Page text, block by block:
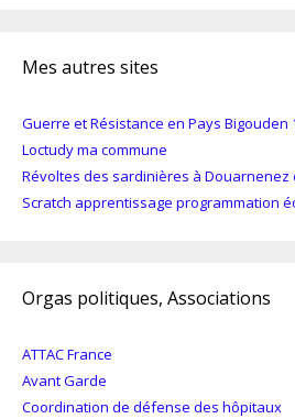
Mes autres sites
Guerre et Résistance en Pays Bigouden
Loctudy ma commune
Révoltes des sardinières à Douarnenez
Scratch apprentissage programmation
Orgas politiques, Associations
ATTAC France
Avant Garde
Coordination de défense des hôpitaux